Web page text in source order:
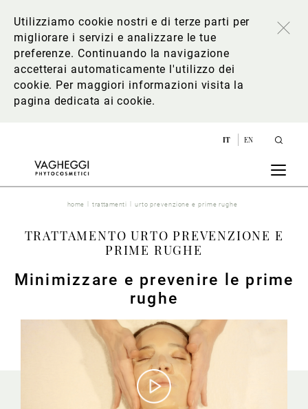
Utilizziamo cookie nostri e di terze parti per
migliorare i servizi e analizzare le tue
preferenze. Continuando la navigazione
accetterai automaticamente l'utilizzo dei
cookie. Per maggiori informazioni visita la
pagina dedicata ai cookie.
IT EN
home trattamenti urto prevenzione e prime rughe
TRATTAMENTO URTO PREVENZIONE E
PRIME RUGHE
Minimizzare e prevenire le prime
rughe